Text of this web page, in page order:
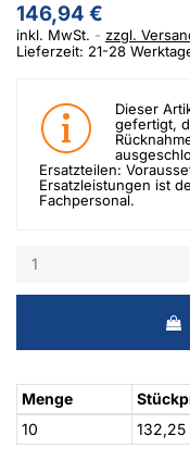
146,94 €
inkl. MwSt.
zzgl.
Lieferzeit: 21-28
Dieser
gefertigt,
Ersatzteilen:
Ersatzleistungen ist
Fachpersonal.
Menge
10
132,25